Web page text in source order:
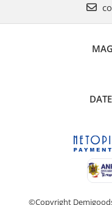
©Copyright